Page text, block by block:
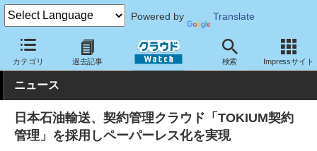
Powered by Translate
カテゴリ 過去記事 検索 Impressサイト
クラウド Watch トピック 導入事例 クラウド
ニュース
日本石油輸送、契約管理クラウド「TOKIUM契約
管理」を採用しペーパーレス化を実現